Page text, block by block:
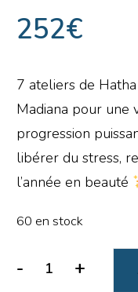
252€
7 ateliers de
Madiana pour une
progression
libérer du stress,
l’année en beauté
60 en stock
- +